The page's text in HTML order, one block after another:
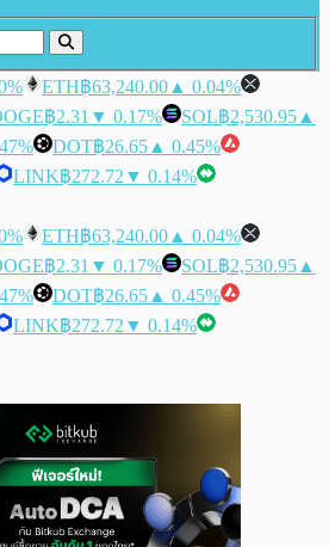
ETH฿63,240.00 ▲ 0.04%
฿2.31 ▼ 0.17% SOL฿2,530.95 ▲
DOT฿26.65 ▲ 0.45%
LINK฿272.72 ▼ 0.14%
ETH฿63,240.00 ▲ 0.04%
฿2.31 ▼ 0.17% SOL฿2,530.95 ▲
DOT฿26.65 ▲ 0.45%
LINK฿272.72 ▼ 0.14%